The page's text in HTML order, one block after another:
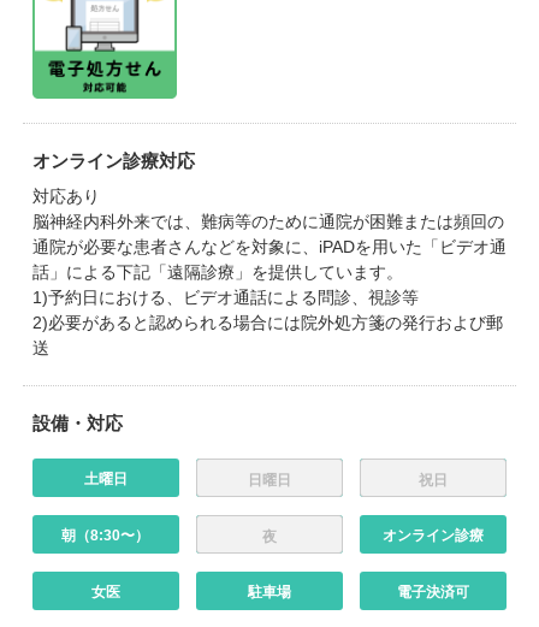
オンライン診療対応
対応あり
脳神経内科外来では、難病等のために通院が困難または頻回の
通院が必要な患者さんなどを対象に、iPADを用いた「ビデオ通
話」による下記「遠隔診療」を提供しています。
1)予約日における、ビデオ通話による問診、視診等
2)必要があると認められる場合には院外処方箋の発行および郵
送
設備・対応
土曜日 日曜日 祝日
朝（8:30〜） 夜 オンライン診療
女医 駐車場 電子決済可